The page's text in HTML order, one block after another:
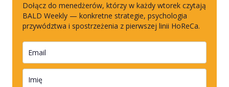
Dołącz do menedżerów, którzy w każdy wtorek czytają
BALD Weekly — konkretne strategie, psychologia
przywództwa i spostrzeżenia z pierwszej linii HoReCa.